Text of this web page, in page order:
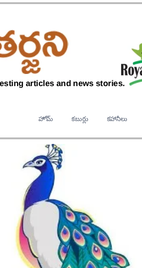
హోమ్ కబుర్లు కహానీలు